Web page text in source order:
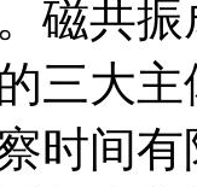
磁共
的三大
时间